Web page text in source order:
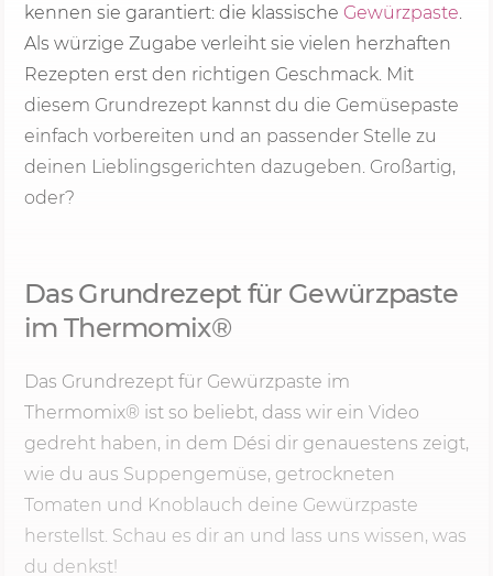
kennen sie garantiert: die klassische Gewürzpaste
Als würzige Zugabe verleiht sie vielen herzhaften
Rezepten erst den richtigen Geschmack. Mit
diesem Grundrezept kannst du die Gemüsepaste
einfach vorbereiten und an passender Stelle zu
deinen Lieblingsgerichten dazugeben. Großartig,
oder?
Das Grundrezept für Gewürzpaste
im Thermomix®
Das Grundrezept für Gewürzpaste im
Thermomix® ist so beliebt, dass wir ein Video
gedreht haben, in dem Dési dir genauestens zeigt,
wie du aus Suppengemüse, getrockneten
Tomaten und Knoblauch deine Gewürzpaste
herstellst. Schau es dir an und lass uns wissen, was
du denkst!